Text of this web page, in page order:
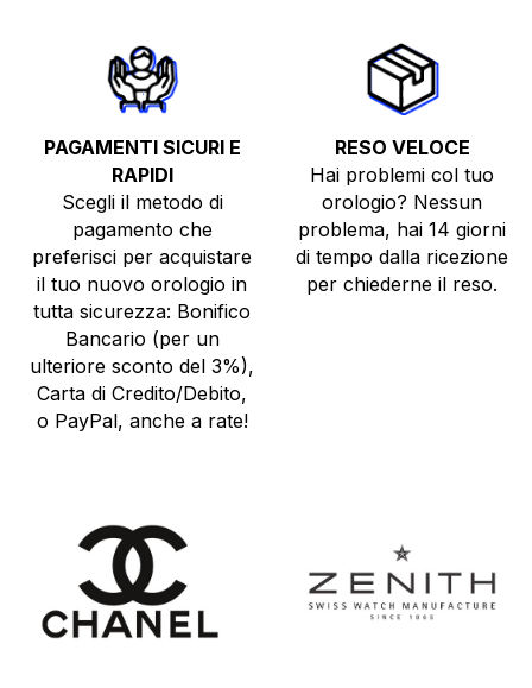
PAGAMENTI SICURI E
RAPIDI
Scegli il metodo di
pagamento che
preferisci per acquistare
il tuo nuovo orologio in
tutta sicurezza: Bonifico
Bancario (per un
ulteriore sconto del 3%),
Carta di Credito/Debito,
o PayPal, anche a rate!
RESO VELOCE
Hai problemi col tuo
orologio? Nessun
problema, hai 14 giorni
di tempo dalla ricezione
per chiederne il reso.